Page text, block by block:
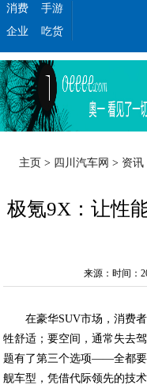
消费
手游
企业
吃货
主页 > 四川汽车网 > 资讯
极氪9X：让性
来源：时间：
在豪华SUV市场，消费
牲舒适；要空间，通常失去
题有了第三个选项——全都要
舰车型，凭借代际领先的技